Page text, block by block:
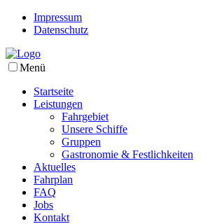
Impressum
Datenschutz
Menü
Startseite
Leistungen
Fahrgebiet
Unsere Schiffe
Gruppen
Gastronomie & Festlichkeiten
Aktuelles
Fahrplan
FAQ
Jobs
Kontakt